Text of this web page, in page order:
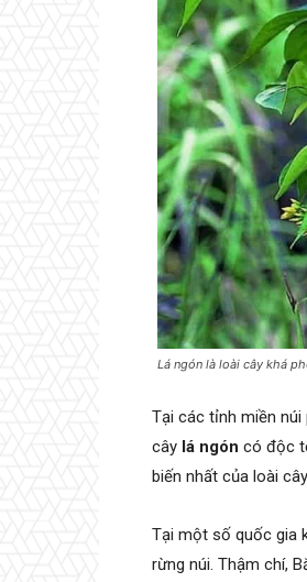
Lá ngón là loài cây khá
Tại các tỉnh miền núi
cây lá ngón có độc
biến nhất của loài
Tại một số quốc gia
rừng núi. Thậm chí,